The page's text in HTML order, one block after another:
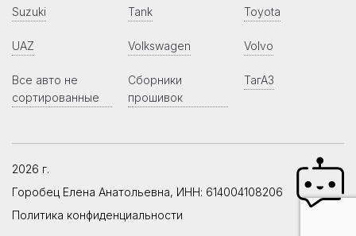
Suzuki Tank Toyota
UAZ Volkswagen Volvo
Все авто не
сортированные
Сборники
прошивок
ТагАЗ
2026 г.
Горобец Елена Анатольевна, ИНН: 614004108206
Политика конфиденциальности